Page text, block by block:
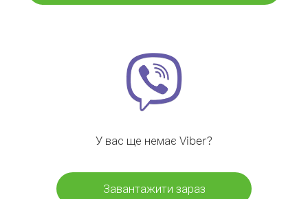
У вас ще немає Viber?
Завантажити зараз